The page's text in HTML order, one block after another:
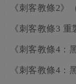
《刺客教條2》
《刺客教條3
《刺客教條4：
《刺客教條4：